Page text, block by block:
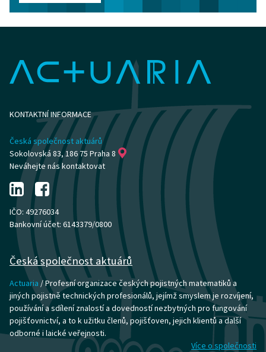
KONTAKTNÍ INFORMACE
Česká společnost aktuárů
Sokolovská 83, 186 75 Praha 8
Neváhejte nás kontaktovat
IČO: 49276034
Bankovní účet: 6143379/0800
Česká společnost aktuárů
Actuaria / Profesní organizace českých pojistných matematiků a
jiných pojistně technických profesionálů, jejímž smyslem je rozvíjení,
používání a sdílení znalostí a dovedností nezbytných pro fungování
pojišťovnictví, a to k užitku členů, pojišťoven, jejich klientů a další
odborné i laické veřejnosti.
Více o společnosti